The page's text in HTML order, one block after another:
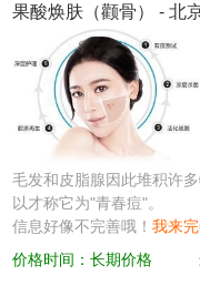
果酸焕肤（颧骨） -北
毛发和皮脂腺因此堆积许
以才称它为"青春痘"。
信息好像不完善哦！我来
价格时间：长期价格